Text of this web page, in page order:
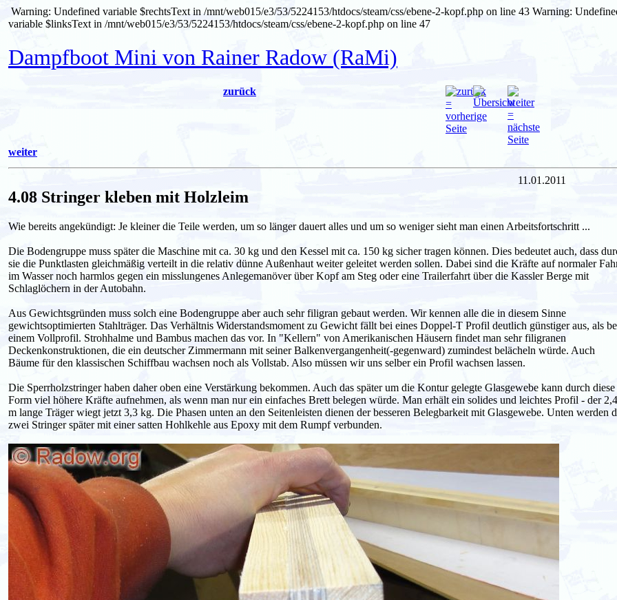
Warning: Undefined variable $rechtsText in /mnt/web015/e3/53/5224153/htdocs/steam/css/ebene-2-kopf.php on line 43 Warning:
variable $linksText in /mnt/web015/e3/53/5224153/htdocs/steam/css/ebene-2-kopf.php on line 47
Dampfboot Mini von Rainer Radow (RaMi)
zurück
weiter
4.08 Stringer kleben mit Holzleim
11.01.2011
Wie bereits angekündigt: Je kleiner die Teile werden, um so länger dauert alles und um so weniger sieht man einen Arbeitsfortschritt ...
Die Bodengruppe muss später die Maschine mit ca. 30 kg und den Kessel mit ca. 150 kg sicher tragen können. Dies bedeutet auch, dass
sie die Punktlasten gleichmäßig verteilt in die relativ dünne Außenhaut weiter geleitet werden sollen. Dabei sind die Kräfte auf normaler
im Wasser noch harmlos gegen ein misslungenes Anlegemanöver über Kopf am Steg oder eine Trailerfahrt über die Kassler Berge mit
Schlaglöchern in der Autobahn.
Aus Gewichtsgründen muss solch eine Bodengruppe aber auch sehr filigran gebaut werden. Wir kennen alle die in diesem Sinne
gewichtsoptimierten Stahlträger. Das Verhältnis Widerstandsmoment zu Gewicht fällt bei eines Doppel-T Profil deutlich günstiger aus, als
einem Vollprofil. Strohhalme und Bambus machen das vor. In "Kellern" von Amerikanischen Häusern findet man sehr filigranen
Deckenkonstruktionen, die ein deutscher Zimmermann mit seiner Balkenvergangenheit(-gegenward) zumindest belächeln würde. Auch
Bäume für den klassischen Schiffbau wachsen noch als Vollstab. Also müssen wir uns selber ein Profil wachsen lassen.
Die Sperrholzstringer haben daher oben eine Verstärkung bekommen. Auch das später um die Kontur gelegte Glasgewebe kann durch diese
Form viel höhere Kräfte aufnehmen, als wenn man nur ein einfaches Brett belegen würde. Man erhält ein solides und leichtes Profil - der 2,4
m lange Träger wiegt jetzt 3,3 kg. Die Phasen unten an den Seitenleisten dienen der besseren Belegbarkeit mit Glasgewebe. Unten werden
zwei Stringer später mit einer satten Hohlkehle aus Epoxy mit dem Rumpf verbunden.